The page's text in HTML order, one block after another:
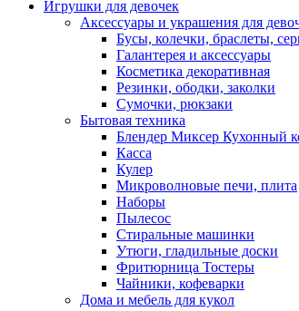
Игрушки для девочек
Аксессуары и украшения для
Бусы, колечки, браслеты,
Галантерея и аксессуары
Косметика декоративная
Резинки, ободки, заколки
Сумочки, рюкзаки
Бытовая техника
Блендер Миксер Кухонный
Касса
Кулер
Микроволновые печи, плита
Наборы
Пылесос
Стиральные машинки
Утюги, гладильные доски
Фритюрница Тостеры
Чайники, кофеварки
Дома и мебель для кукол